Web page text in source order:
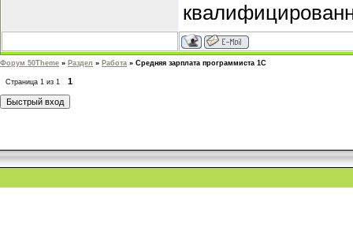
Форум 50Theme » Раздел » Работа » Средняя зарплата программиста 1С
Страница 1 из 1 1